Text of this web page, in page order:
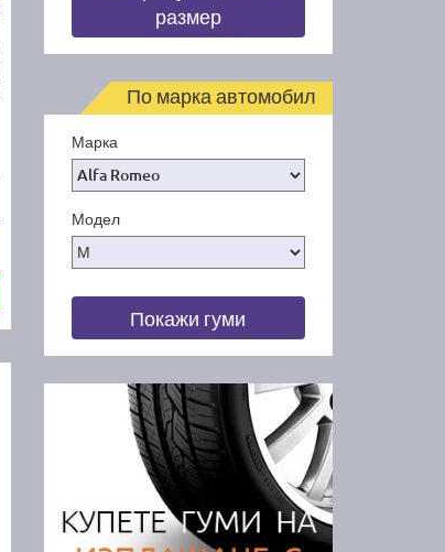
размер
По марка автомобил
Марка
Модел
Покажи гуми